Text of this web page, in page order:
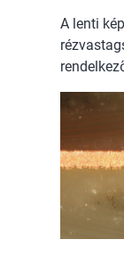
A lenti